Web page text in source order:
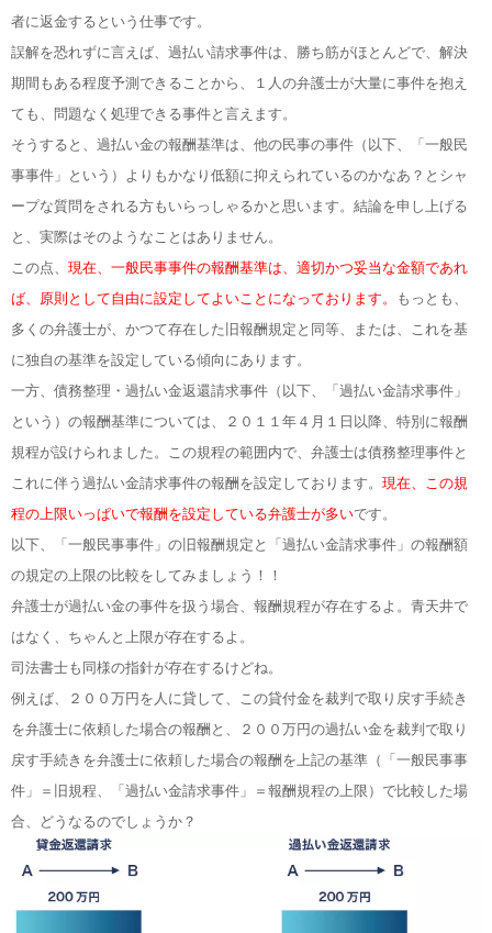
者に返金するという仕事です。
誤解を恐れずに言えば、過払い請求事件は、勝ち筋がほとんどで、解決
期間もある程度予測できることから、１人の弁護士が大量に事件を抱え
ても、問題なく処理できる事件と言えます。
そうすると、過払い金の報酬基準は、他の民事の事件（以下、「一般民
事事件」という）よりもかなり低額に抑えられているのかなあ？とシャ
ープな質問をされる方もいらっしゃるかと思います。結論を申し上げる
と、実際はそのようなことはありません。
この点、 現在、一般民事事件の報酬基準は、適切かつ妥当な金額であれ
ば、原則として自由に設定してよいことになっております。
もっとも、
多くの弁護士が、かつて存在した旧報酬規定と同等、または、これを基
に独自の基準を設定している傾向にあります。
一方、債務整理・過払い金返還請求事件（以下、「過払い金請求事件」
という）の報酬基準については、２０１１年４月１日以降、特別に報酬
規程が設けられました。この規程の範囲内で、弁護士は債務整理事件と
これに伴う過払い金請求事件の報酬を設定しております。 現在、この規
程の上限いっぱいで報酬を設定している弁護士が多いです。
以下、「一般民事事件」の旧報酬規定と「過払い金請求事件」の報酬額
の規定の上限の比較をしてみましょう！！
弁護士が過払い金の事件を扱う場合、報酬規程が存在するよ。青天井で
はなく、ちゃんと上限が存在するよ。
司法書士も同様の指針が存在するけどね。
例えば、２００万円を人に貸して、この貸付金を裁判で取り戻す手続き
を弁護士に依頼した場合の報酬と、２００万円の過払い金を裁判で取り
戻す手続きを弁護士に依頼した場合の報酬を上記の基準（「一般民事事
件」＝旧規程、「過払い金請求事件」＝報酬規程の上限）で比較した場
合、どうなるのでしょうか？